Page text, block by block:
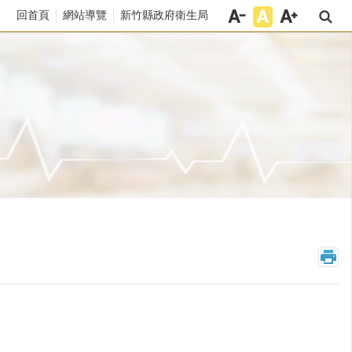
回首頁 網站導覽 新竹縣政府衛生局
_